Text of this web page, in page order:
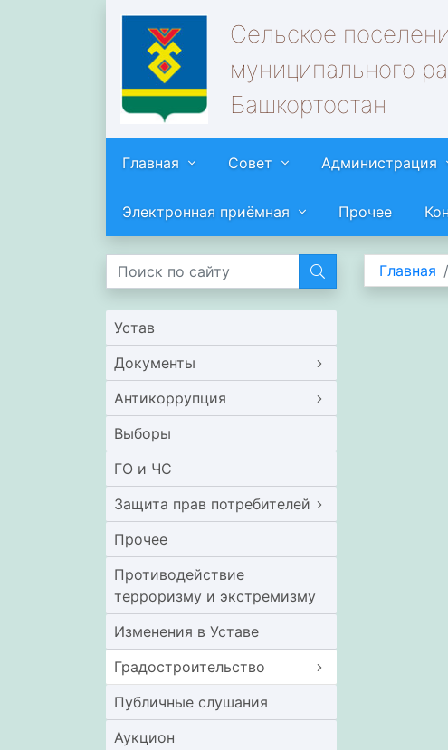
Сельское
муниципального
Башкортостан
Главная Совет Администрация
Электронная приёмная Прочее
Устав
Документы
Антикоррупция
Выборы
ГО и ЧС
Защита прав потребителей
Прочее
Противодействие
терроризму и экстремизму
Изменения в Уставе
Градостроительство
Публичные слушания
Аукцион
Главная